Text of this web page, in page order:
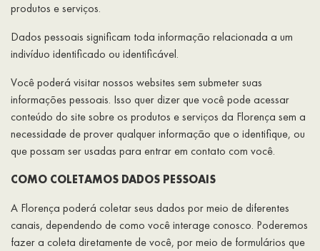
produtos e serviços.
Dados pessoais significam toda informação relacionada a um
indivíduo identificado ou identificável.
Você poderá visitar nossos websites sem submeter suas
informações pessoais. Isso quer dizer que você pode acessar
conteúdo do site sobre os produtos e serviços da Florença sem a
necessidade de prover qualquer informação que o identifique, ou
que possam ser usadas para entrar em contato com você.
COMO COLETAMOS DADOS PESSOAIS
A Florença poderá coletar seus dados por meio de diferentes
canais, dependendo de como você interage conosco. Poderemos
fazer a coleta diretamente de você, por meio de formulários que